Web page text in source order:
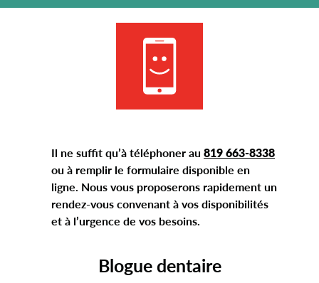
Il ne suffit qu’à téléphoner au 819 663-8338
ou à remplir le formulaire disponible en
ligne. Nous vous proposerons rapidement un
rendez-vous convenant à vos disponibilités
et à l’urgence de vos besoins.
Blogue dentaire